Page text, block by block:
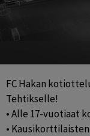
FC Hakan
Tehtikselle!
• Alle 17-vuotiaat
•